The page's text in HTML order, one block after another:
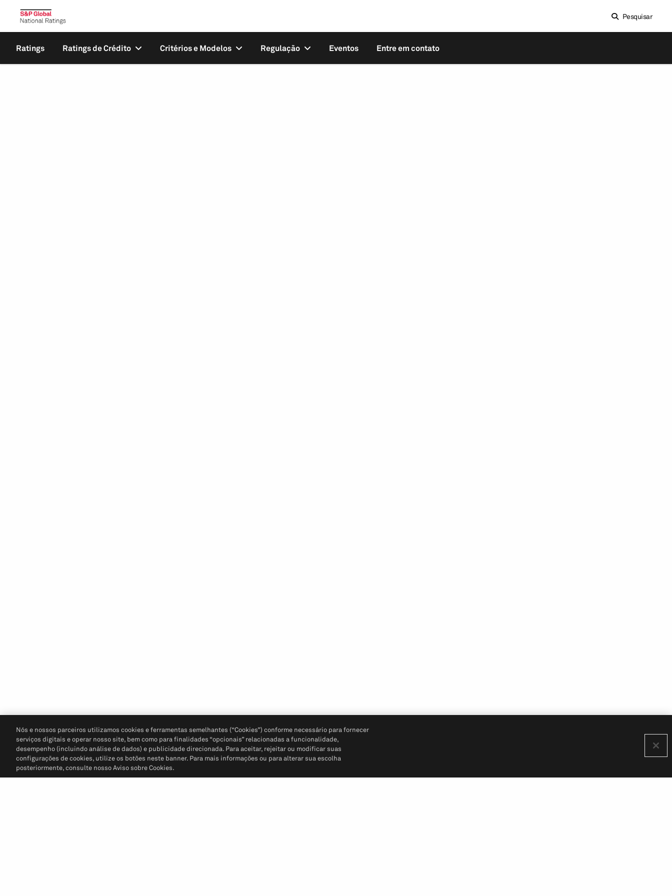
Pesquisar
Ratings Ratings de Crédito Critérios e Modelos Regulação Eventos Entre em contato
Nós e nossos parceiros utilizamos cookies e ferramentas semelhantes (“Cookies”) conforme necessário para fornecer
serviços digitais e operar nosso site, bem como para finalidades “opcionais” relacionadas a funcionalidade,
desempenho (incluindo análise de dados) e publicidade direcionada. Para aceitar, rejeitar ou modificar suas
configurações de cookies, utilize os botões neste banner. Para mais informações ou para alterar sua escolha
posteriormente, consulte nosso Aviso sobre Cookies.